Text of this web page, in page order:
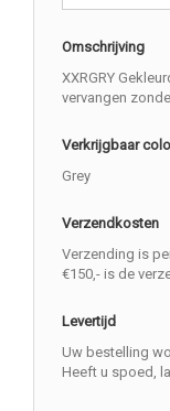
Omschrijving
XXRGRY
vervangen
Verkrijgbaar
Grey
Verzendkosten
Verzending is
€150,- is de
Levertijd
Uw bestelling
Heeft u spoed,